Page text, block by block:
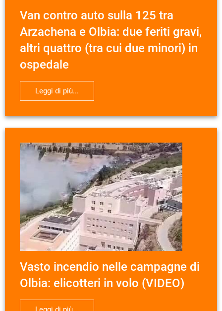
Van contro auto sulla 125 tra
Arzachena e Olbia: due feriti gravi,
altri quattro (tra cui due minori) in
ospedale
Leggi di più...
Vasto incendio nelle campagne di
Olbia: elicotteri in volo (VIDEO)